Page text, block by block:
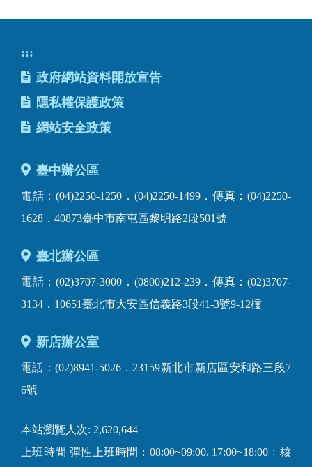
:::
政府網站資料開放宣告
隱私權保護政策
網站安全政策
臺中辦公區
電話：(04)2250-1250．(04)2250-1499．傳真：(04)2250-
1628．40873臺中市南屯區黎明路2段501號
臺北辦公區
電話：(02)3707-3000．(0800)212-239．傳真：(02)3707-
3134．10651臺北市大安區信義路3段41-3號9-12樓
新店辦公室
電話：(02)8941-5026．23159新北市新店區安和路三段7
6號
本站瀏覽人次: 2,620,644
上班時間 彈性上班時間：08:00~09:00, 17:00~18:00﹔核